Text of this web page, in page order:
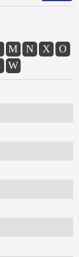
M N X
O
W